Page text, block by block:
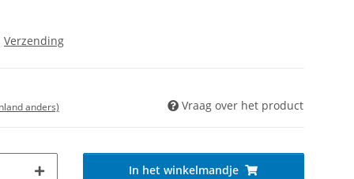
Verzending
anders) Vraag over het product
In het winkelmandje